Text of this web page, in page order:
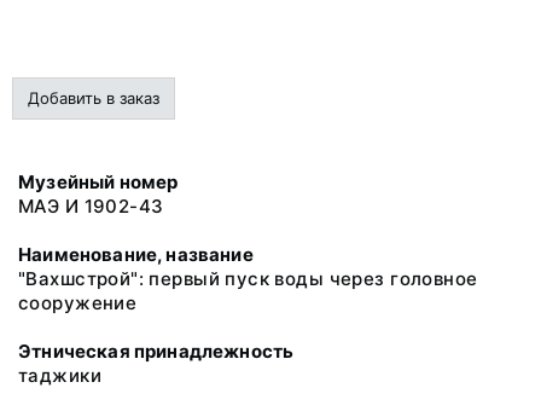
Добавить в заказ
Музейный номер
МАЭ И 1902-43
Наименование, название
"Вахшстрой": первый пуск воды через головное
сооружение
Этническая принадлежность
таджики